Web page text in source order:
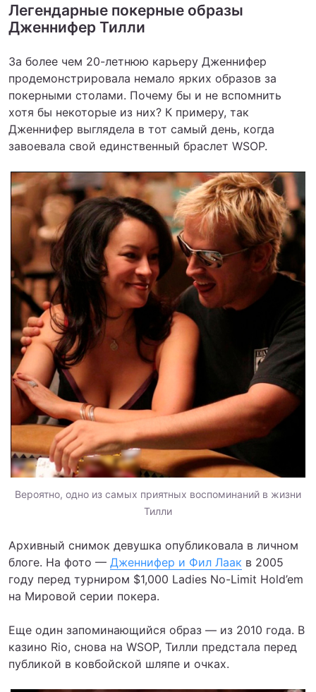
Легендарные покерные образы
Дженнифер Тилли
За более чем 20-летнюю карьеру Дженнифер
продемонстрировала немало ярких образов за
покерными столами. Почему бы и не вспомнить
хотя бы некоторые из них? К примеру, так
Дженнифер выглядела в тот самый день, когда
завоевала свой единственный браслет WSOP.
Вероятно, одно из самых приятных воспоминаний в жизни
Тилли
Архивный снимок девушка опубликовала в личном
блоге. На фото — Дженнифер и Фил Лаак в 2005
году перед турниром $1,000 Ladies No-Limit Hold’em
на Мировой серии покера.
Еще один запоминающийся образ — из 2010 года. В
казино Rio, снова на WSOP, Тилли предстала перед
публикой в ковбойской шляпе и очках.